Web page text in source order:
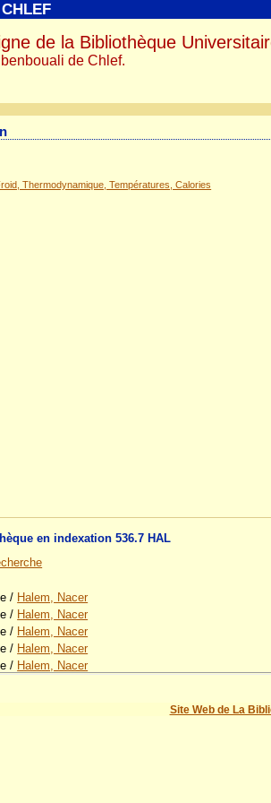
Thermodynamique, Températures, Calories
en indexation 536.7 HAL
/ Halem, Nacer
/ Halem, Nacer
/ Halem, Nacer
/ Halem, Nacer
/ Halem, Nacer
Site Web de La
de la Bibliothèque
de Chlef.